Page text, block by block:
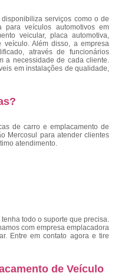
serviços como o de
para veículos automotivos em
veicular, placa automotiva,
veículo. Além disso, a empresa
através de funcionários
a necessidade de cada cliente.
em instalações de qualidade,
de carro e emplacamento de
Mercosul para atender clientes
atendimento.
todo o suporte que precisa.
com empresa emplacadora
Entre em contato agora e tire
de Veículo